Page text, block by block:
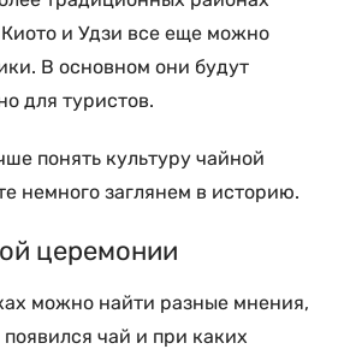
и Удзи все еще можно
В основном они будут
для туристов.
понять культуру чайной
немного заглянем в историю.
церемонии
можно найти разные мнения,
чай и при каких